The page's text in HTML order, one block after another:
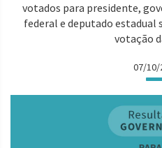
votados para presidente,
federal e deputado estadual
votação
07/10/